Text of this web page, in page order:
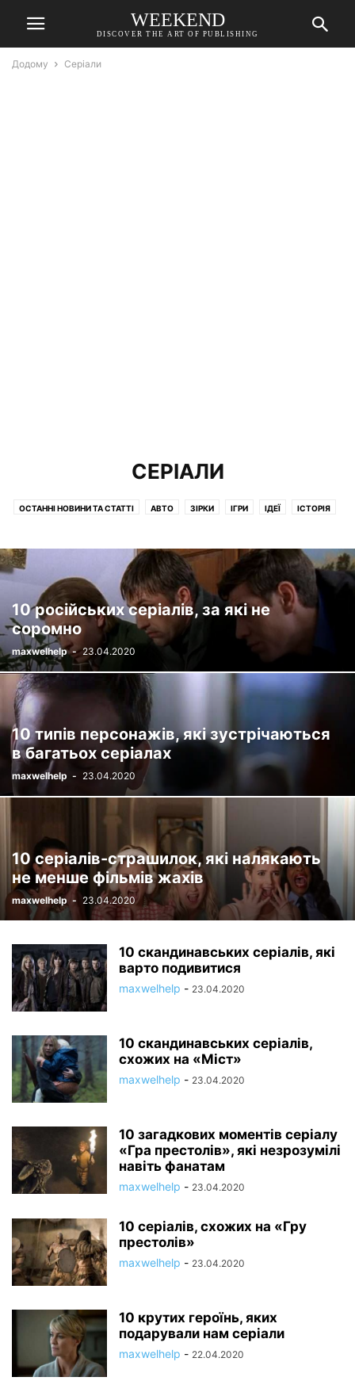
WEEKEND
DISCOVER THE ART OF PUBLISHING
Додому Серіали
СЕРІАЛИ
ОСТАННІ НОВИНИ ТА СТАТТІ АВТО ЗІРКИ ІГРИ ІДЕЇ ІСТОРІЯ
МІСТА ТА КРАЇНИ МУЛЬТФІЛЬМИ ОЗБРОННЯ ОСВІТА ПРИРОДА
ПСИХОЛОГІЯ СЕРІАЛИ СПОРТСМЕНИ СУСПІЛЬСТВО
ТВАРИНИ ТОВАРИ ФІЛЬМИ ФІНАНСИ
10 російських серіалів, за які не
соромно
maxwelhelp - 23.04.2020
10 типів персонажів, які зустрічаються
в багатьох серіалах
maxwelhelp - 23.04.2020
10 серіалів-страшилок, які налякають
не менше фільмів жахів
maxwelhelp - 23.04.2020
10 скандинавських серіалів, які
варто подивитися
maxwelhelp - 23.04.2020
10 скандинавських серіалів,
схожих на «Міст»
maxwelhelp - 23.04.2020
10 загадкових моментів серіалу
«Гра престолів», які незрозумілі
навіть фанатам
maxwelhelp - 23.04.2020
10 серіалів, схожих на «Гру
престолів»
maxwelhelp - 23.04.2020
10 крутих героїнь, яких
подарували нам серіали
maxwelhelp - 22.04.2020